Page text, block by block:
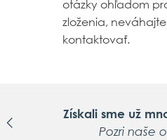
otázky ohľadom
zloženia,
kontaktovať.
Získali sme už
Pozri naše